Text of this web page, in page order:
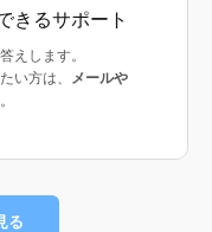
きるサポート
えします。
い方は、
メールや
。
る